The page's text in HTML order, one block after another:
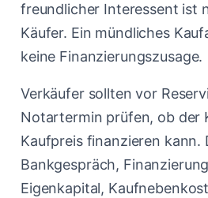
freundlicher Interessent ist
Käufer. Ein mündliches
keine Finanzierungszusage.
Verkäufer sollten vor
Notartermin prüfen, ob der
Kaufpreis finanzieren kann.
Bankgespräch,
Eigenkapital,